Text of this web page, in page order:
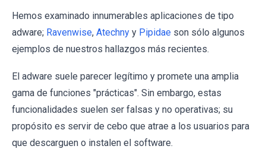
Hemos examinado innumerables aplicaciones de tipo
adware; Ravenwise, Atechny y Pipidae son sólo algunos
ejemplos de nuestros hallazgos más recientes.
El adware suele parecer legítimo y promete una amplia
gama de funciones "prácticas". Sin embargo, estas
funcionalidades suelen ser falsas y no operativas; su
propósito es servir de cebo que atrae a los usuarios para
que descarguen o instalen el software.